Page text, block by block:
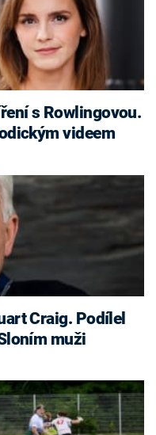
s Rowlingovou.
videem
Craig. Podílel
muži